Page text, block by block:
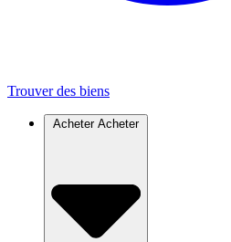
Trouver des biens
Acheter Acheter